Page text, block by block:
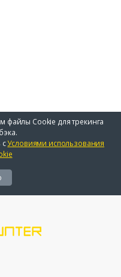
файлы Cookie для трекинга
сУсловиями использования